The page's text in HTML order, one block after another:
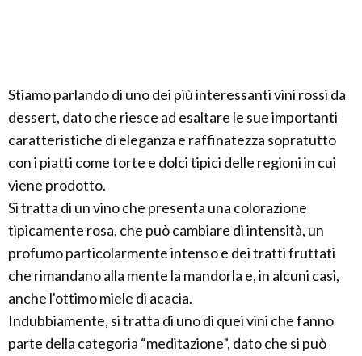
Stiamo parlando di uno dei più interessanti vini rossi da
dessert, dato che riesce ad esaltare le sue importanti
caratteristiche di eleganza e raffinatezza sopratutto
con i piatti come torte e dolci tipici delle regioni in cui
viene prodotto.
Si tratta di un vino che presenta una colorazione
tipicamente rosa, che può cambiare di intensità, un
profumo particolarmente intenso e dei tratti fruttati
che rimandano alla mente la mandorla e, in alcuni casi,
anche l'ottimo miele di acacia.
Indubbiamente, si tratta di uno di quei vini che fanno
parte della categoria “meditazione”, dato che si può